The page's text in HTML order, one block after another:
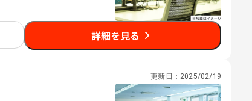
詳細を見る
更新日： 2025/02/19